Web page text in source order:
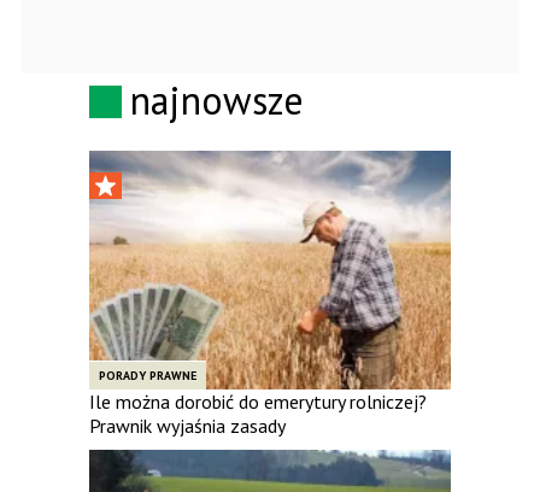
najnowsze
PORADY PRAWNE
Ile można dorobić do emerytury rolniczej?
Prawnik wyjaśnia zasady